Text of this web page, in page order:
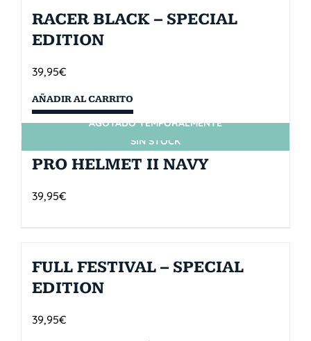
RACER BLACK – SPECIAL
EDITION
39,95€
AÑADIR AL CARRITO
SIN STOCK
AGOTADO TEMPORALMENTE
PRO HELMET II NAVY
39,95€
FULL FESTIVAL – SPECIAL
EDITION
39,95€